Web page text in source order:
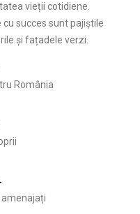
vieții cotidiene.
succes sunt pajiștile
și fațadele verzi.
România